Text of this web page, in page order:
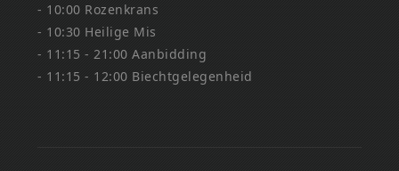
- 10:00 Rozenkrans
- 10:30 Heilige Mis
- 11:15 - 21:00 Aanbidding
- 11:15 - 12:00 Biechtgelegenheid